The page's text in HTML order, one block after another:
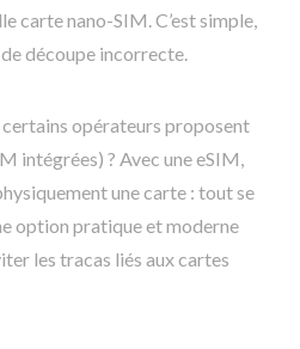
carte nano-SIM. C’est simple,
découpe incorrecte.
certains opérateurs proposent
intégrées) ? Avec une eSIM,
une carte : tout se
option pratique et moderne
les tracas liés aux cartes